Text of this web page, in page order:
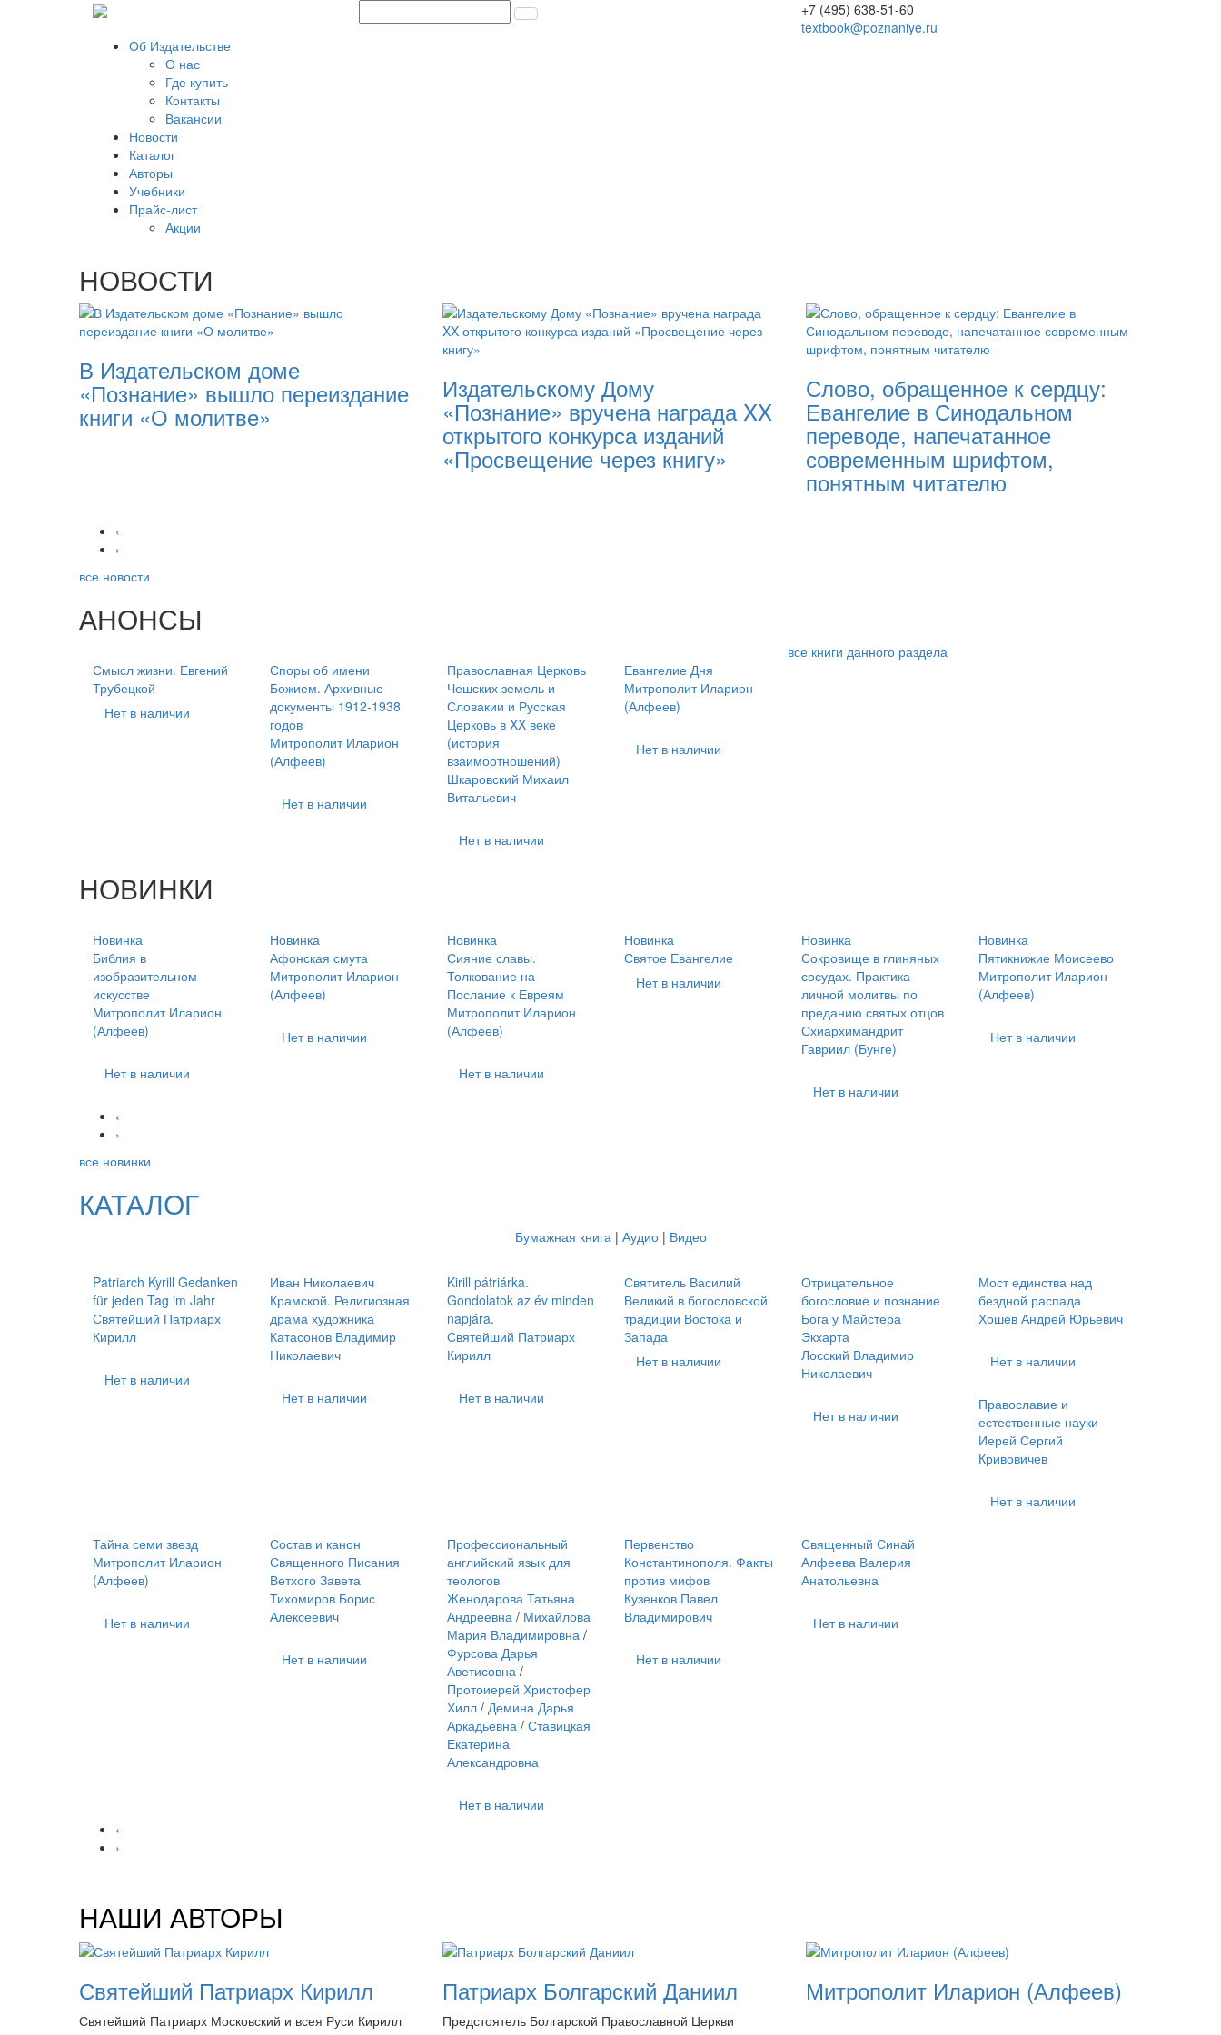
+7 (495) 638-51-60
textbook@poznaniye.ru
Об Издательстве
О нас
Где купить
Контакты
Вакансии
Новости
Каталог
Авторы
Учебники
Прайс-лист
Акции
НОВОСТИ
В Издательском доме
«Познание» вышло переиздание
книги «О молитве»
Издательскому Дому
«Познание» вручена награда XX
открытого конкурса изданий
«Просвещение через книгу»
Слово, обращенное к сердцу:
Евангелие в Синодальном
переводе, напечатанное
современным шрифтом,
понятным читателю
‹
›
все новости
АНОНСЫ
Смысл жизни. Евгений
Трубецкой
Нет в наличии
Споры об имени
Божием. Архивные
документы 1912-1938
годов
Митрополит Иларион
(Алфеев)
Нет в наличии
Православная Церковь
Чешских земель и
Словакии и Русская
Церковь в XX веке
(история
взаимоотношений)
Шкаровский Михаил
Витальевич
Нет в наличии
Евангелие Дня
Митрополит Иларион
(Алфеев)
Нет в наличии
все книги данного раздела
НОВИНКИ
Новинка
Библия в
изобразительном
искусстве
Митрополит Иларион
(Алфеев)
Нет в наличии
Новинка
Афонская смута
Митрополит Иларион
(Алфеев)
Нет в наличии
Новинка
Сияние славы.
Толкование на
Послание к Евреям
Митрополит Иларион
(Алфеев)
Нет в наличии
Новинка
Святое Евангелие
Нет в наличии
Новинка
Сокровище в глиняных
сосудах. Практика
личной молитвы по
преданию святых отцов
Схиархимандрит
Гавриил (Бунге)
Нет в наличии
Новинка
Пятикнижие Моисеево
Митрополит Иларион
(Алфеев)
Нет в наличии
‹
›
все новинки
КАТАЛОГ
Бумажная книга| Аудио| Видео
Patriarch Kyrill Gedanken
für jeden Tag im Jahr
Святейший Патриарх
Кирилл
Нет в наличии
Иван Николаевич
Крамской. Религиозная
драма художника
Катасонов Владимир
Николаевич
Нет в наличии
Kirill pátriárka.
Gondolatok az év minden
napjára.
Святейший Патриарх
Кирилл
Нет в наличии
Святитель Василий
Великий в богословской
традиции Востока и
Запада
Нет в наличии
Отрицательное
богословие и познание
Бога у Майстера
Экхарта
Лосский Владимир
Николаевич
Нет в наличии
Мост единства над
бездной распада
Хошев Андрей Юрьевич
Нет в наличии
Православие и
естественные науки
Иерей Сергий
Кривовичев
Нет в наличии
Тайна семи звезд
Митрополит Иларион
(Алфеев)
Нет в наличии
Состав и канон
Священного Писания
Ветхого Завета
Тихомиров Борис
Алексеевич
Нет в наличии
Профессиональный
английский язык для
теологов
Женодарова Татьяна
Андреевна / Михайлова
Мария Владимировна /
Фурсова Дарья
Аветисовна /
Протоиерей Христофер
Хилл / Демина Дарья
Аркадьевна / Ставицкая
Екатерина
Александровна
Нет в наличии
Первенство
Константинополя. Факты
против мифов
Кузенков Павел
Владимирович
Нет в наличии
Священный Синай
Алфеева Валерия
Анатольевна
Нет в наличии
‹
›
НАШИ АВТОРЫ
Святейший Патриарх Кирилл
Святейший Патриарх Московский и всея Руси Кирилл
Патриарх Болгарский Даниил
Предстоятель Болгарской Православной Церкви
Митрополит Иларион (Алфеев)